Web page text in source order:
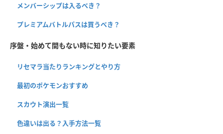
メンバーシップは入るべき？
プレミアムバトルパスは買うべき？
序盤・始めて間もない時に知りたい要素
リセマラ当たりランキングとやり方
最初のポケモンおすすめ
スカウト演出一覧
色違いは出る？入手方法一覧